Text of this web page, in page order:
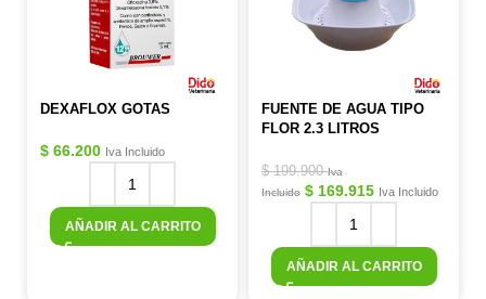
DEXAFLOX GOTAS
$ 66.200 Iva Incluido
AÑADIR AL CARRITO
FUENTE DE AGUA TIPO
FLOR 2.3 LITROS
$199.900 Iva
Incluido $ 169.915 Iva Incluido
AÑADIR AL CARRITO